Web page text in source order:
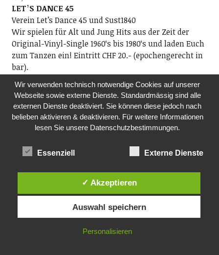
LETʼS DANCE 45
Verein Letʼs Dance 45 und Sust1840
Wir spielen für Alt und Jung Hits aus der Zeit der
Original-Vinyl-Single 1960ʻs bis 1980ʻs und laden Euch
zum Tanzen ein! Eintritt CHF 20.- (epochengerecht in
bar).
DO, 05.11.2026
MITTAGSTISCH
Pro Senectute, Ortsvertretung Richterswil
ab 60. Im Anschluss Film. Anmeldung an
Fredi Reist, Tel. 044 784 88 52 oder per E-Mail:
ov.richterswil@pszh.ch
12.00 Uhr, reformiertes Kirchgemeindehaus
Rosengarten, Dorfstrasse 75, Richterswil
FR, 06.11.2026
SCHOPFCLUB- JUGENDTREFF
Wir verwenden technisch notwendige Cookies auf unserer
Webseite sowie externe Dienste. Standardmässig sind alle
externen Dienste deaktiviert. Sie können diese jedoch nach
belieben aktivieren & deaktivieren. Für weitere Informationen
lesen Sie unsere Datenschutzbestimmungen.
Essenziell Externe Dienste
✓ Akzeptieren
Auswahl speichern
Personalisieren